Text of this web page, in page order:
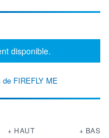
disponible.
FIREFLY ME
+ HAUT + BAS